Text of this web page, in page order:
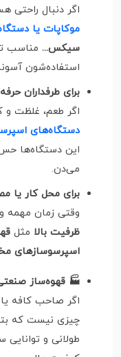
اگر دنبال راحتی
موکاپات یا
سیکس... مناسب
استفاده‌شون
برای طرفداران
اگر طعم، غلظت و
دستگاه‌های
این دستگاه‌ها
می‌دن.
برای محل کار یا
وقتی زمان مهمه
ظرفیت بالا مثل
اسپرسوسازهای
🏭 قهوه‌ساز
اگر صاحب کافه یا
چیزی نیست که
طولانی و